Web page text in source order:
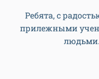
Ребята, с
прилежными